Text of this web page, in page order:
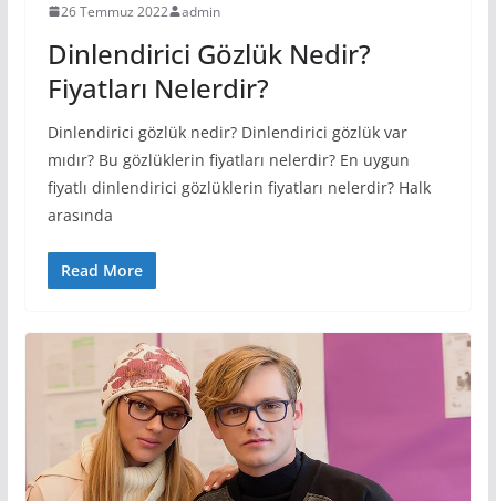
26 Temmuz 2022 admin
Dinlendirici Gözlük Nedir?
Fiyatları Nelerdir?
Dinlendirici gözlük nedir? Dinlendirici gözlük var
mıdır? Bu gözlüklerin fiyatları nelerdir? En uygun
fiyatlı dinlendirici gözlüklerin fiyatları nelerdir? Halk
arasında
Read More